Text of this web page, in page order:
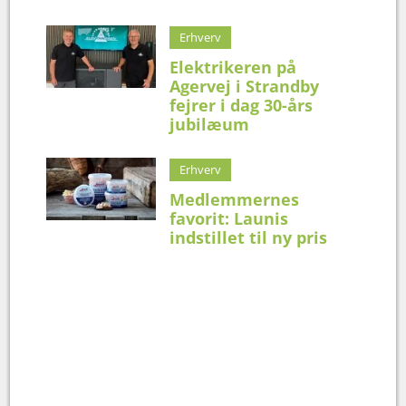
Erhverv
Elektrikeren på
Agervej i Strandby
fejrer i dag 30-års
jubilæum
Erhverv
Medlemmernes
favorit: Launis
indstillet til ny pris